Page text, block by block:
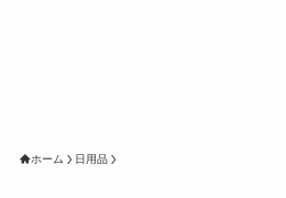
ホーム 日用品